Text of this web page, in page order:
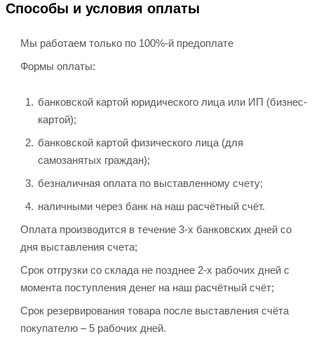
Способы и условия оплаты
Мы работаем только по 100%-й предоплате
Формы оплаты:
банковской картой юридического лица или ИП (бизнес-
картой);
банковской картой физического лица (для
самозанятых граждан);
безналичная оплата по выставленному счету;
наличными через банк на наш расчётный счёт.
Оплата производится в течение 3-х банковских дней со
дня выставления счета;
Срок отгрузки со склада не позднее 2-х рабочих дней с
момента поступления денег на наш расчётный счёт;
Срок резервирования товара после выставления счёта
покупателю – 5 рабочих дней.